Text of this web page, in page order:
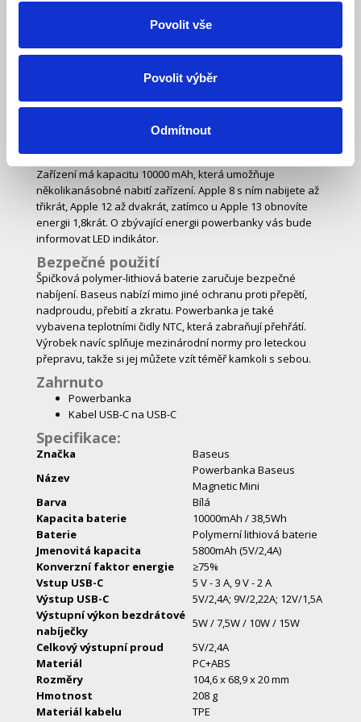
Povolit vše
Povolit výběr
Odmítnout
Pomocí této praktické powerbanky můžete snadno nabíjet
většinu oblíbených zařízení. Výrobek umožňuje rychlé
nabíjení iPhonů řady 12-13 a je kompatibilní mimo jiné také
s telefony Xiaomi a Huawei. Umožňuje také napájet tablety
nebudete muset nabíjet příliš často.
Velká kapacita
Zařízení má kapacitu 10000 mAh, která umožňuje
několikanásobné nabití zařízení. Apple 8 s ním nabijete až
třikrát, Apple 12 až dvakrát, zatímco u Apple 13 obnovíte
energii 1,8krát. O zbývající energii powerbanky vás bude
informovat LED indikátor.
Bezpečné použití
Špičková polymer-lithiová baterie zaručuje bezpečné
nabíjení. Baseus nabízí mimo jiné ochranu proti přepětí,
nadproudu, přebití a zkratu. Powerbanka je také
vybavena teplotními čidly NTC, která zabraňují přehřátí.
Výrobek navíc splňuje mezinárodní normy pro leteckou
přepravu, takže si jej můžete vzít téměř kamkoli s sebou.
Zahrnuto
Powerbanka
Kabel USB-C na USB-C
Specifikace:
Značka
Baseus
Název
Powerbanka Baseus
Magnetic Mini
Barva
Bílá
Kapacita baterie
10000mAh / 38,5Wh
Baterie
Polymerní lithiová baterie
Jmenovitá kapacita
5800mAh (5V/2,4A)
Konverzní faktor energie
≥75%
Vstup USB-C
5 V - 3 A, 9 V - 2 A
Výstup USB-C
5V/2,4A; 9V/2,22A; 12V/1,5A
Výstupní výkon bezdrátové
nabíječky
5W / 7,5W / 10W / 15W
Celkový výstupní proud
5V/2,4A
Materiál
PC+ABS
Rozměry
104,6 x 68,9 x 20 mm
Hmotnost
208 g
Materiál kabelu
TPE